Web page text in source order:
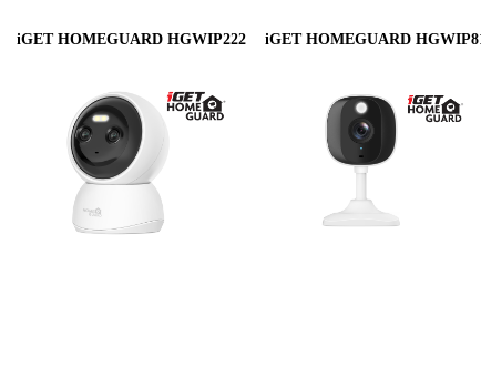
iGET HOMEGUARD HGWIP222 iGET HOMEGUARD